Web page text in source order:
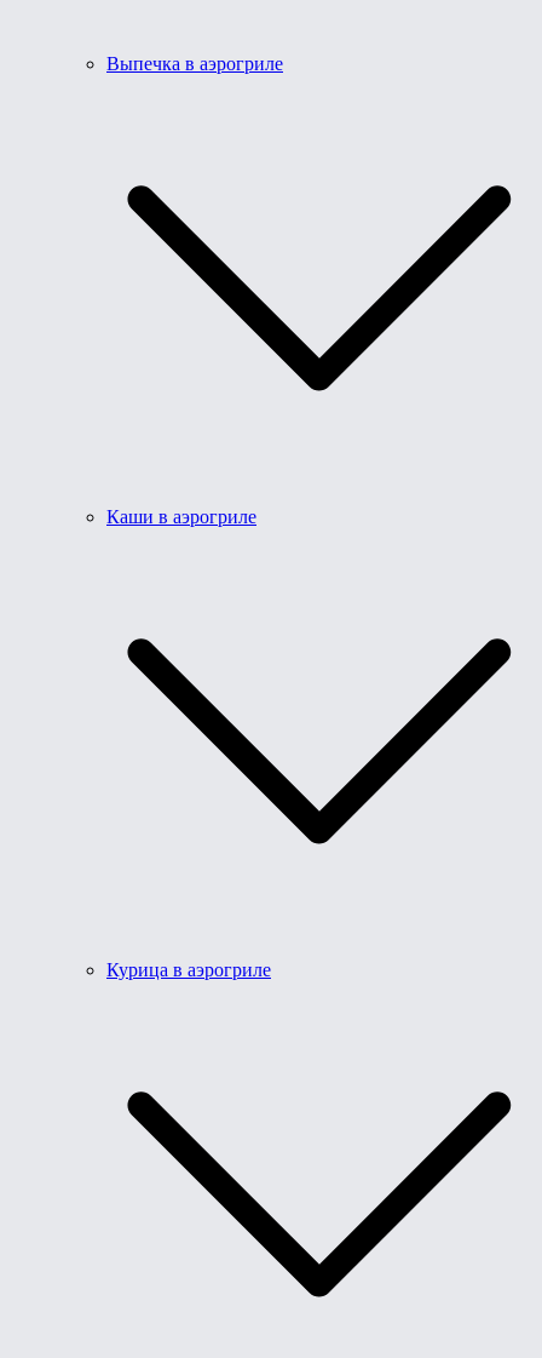
Выпечка в аэрогриле
Каши в аэрогриле
Курица в аэрогриле